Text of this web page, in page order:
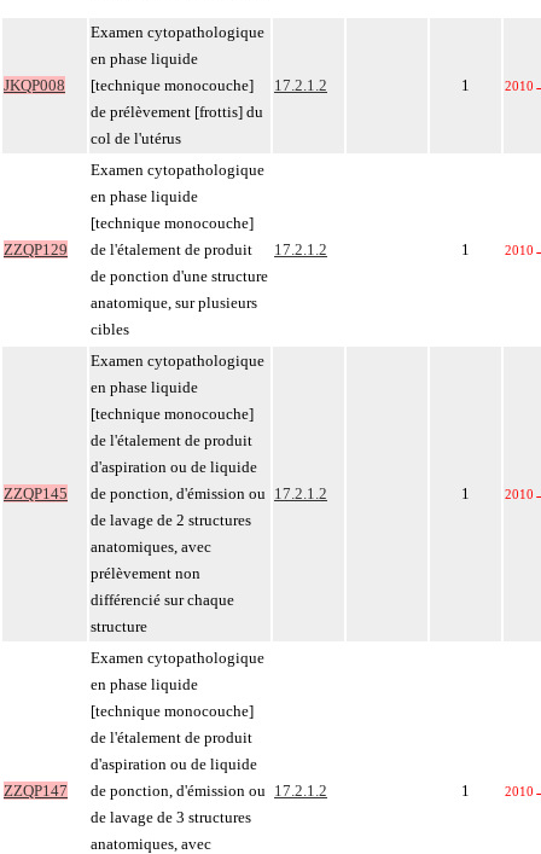
JKQP008
Examen cytopathologique
en phase liquide
[technique monocouche]
de prélèvement [frottis] du
col de l'utérus
17.2.1.2 1 2010
ZZQP129
Examen cytopathologique
en phase liquide
[technique monocouche]
de l'étalement de produit
de ponction d'une structure
anatomique, sur plusieurs
cibles
17.2.1.2 1 2010
ZZQP145
Examen cytopathologique
en phase liquide
[technique monocouche]
de l'étalement de produit
d'aspiration ou de liquide
de ponction, d'émission ou
de lavage de 2 structures
anatomiques, avec
prélèvement non
différencié sur chaque
structure
17.2.1.2 1 2010
ZZQP147
Examen cytopathologique
en phase liquide
[technique monocouche]
de l'étalement de produit
d'aspiration ou de liquide
de ponction, d'émission ou
de lavage de 3 structures
anatomiques, avec
17.2.1.2 1 2010